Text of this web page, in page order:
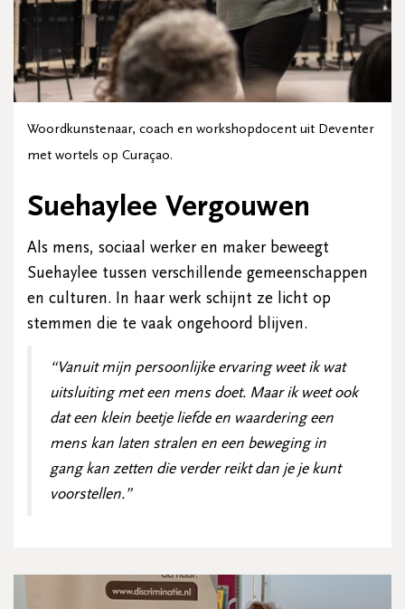
Woordkunstenaar, coach en workshopdocent uit Deventer
met wortels op Curaçao.
Suehaylee Vergouwen
Als mens, sociaal werker en maker beweegt
Suehaylee tussen verschillende gemeenschappen
en culturen. In haar werk schijnt ze licht op
stemmen die te vaak ongehoord blijven.
“Vanuit mijn persoonlijke ervaring weet ik wat
uitsluiting met een mens doet. Maar ik weet ook
dat een klein beetje liefde en waardering een
mens kan laten stralen en een beweging in
gang kan zetten die verder reikt dan je je kunt
voorstellen.”